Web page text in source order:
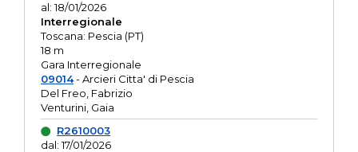
al: 18/01/2026
Interregionale
Toscana: Pescia (PT)
18 m
Gara Interregionale
09014- Arcieri Citta' di Pescia
Del Freo, Fabrizio
Venturini, Gaia
R2610003
dal: 17/01/2026